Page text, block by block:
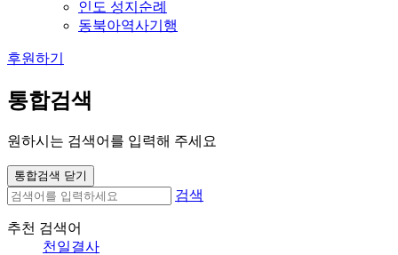
인도 성지순례
동북아역사기행
후원하기
통합검색
원하시는 검색어를 입력해 주세요
통합검색 닫기
검색
추천 검색어
천일결사